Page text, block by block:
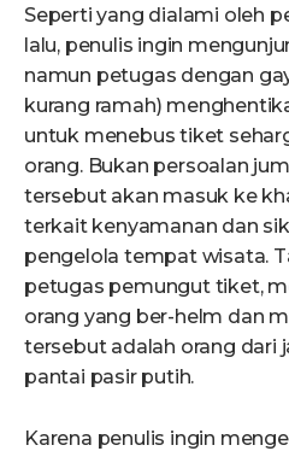
Seperti yang dialami oleh
lalu, penulis ingin
namun petugas dengan
kurang ramah)
untuk menebus tiket
orang. Bukan persoalan
tersebut akan masuk ke
terkait kenyamanan dan
pengelola tempat wisata.
petugas pemungut tiket,
orang yang ber-helm dan
tersebut adalah orang dari
pantai pasir putih.
Karena penulis ingin